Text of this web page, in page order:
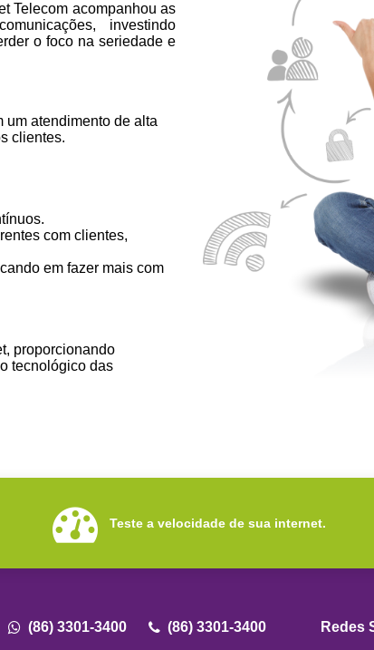
Telecom acompanhou as
investindo
o foco na seriedade e
um atendimento de alta
clientes.
com clientes,
em fazer mais com
proporcionando
tecnológico das
Teste a velocidade de sua internet.
(86) 3301-3400 (86) 3301-3400 Redes